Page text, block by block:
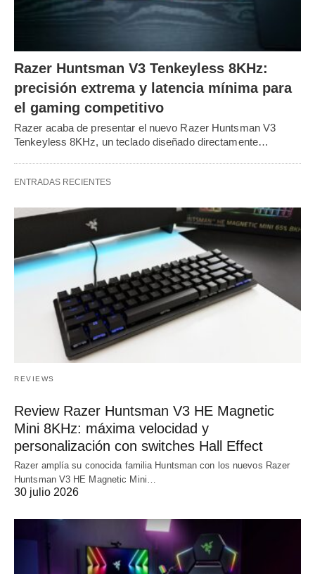
Razer Huntsman V3 Tenkeyless 8KHz:
precisión extrema y latencia mínima para
el gaming competitivo
Razer acaba de presentar el nuevo Razer Huntsman V3
Tenkeyless 8KHz, un teclado diseñado directamente…
ENTRADAS RECIENTES
REVIEWS
Review Razer Huntsman V3 HE Magnetic
Mini 8KHz: máxima velocidad y
personalización con switches Hall Effect
Razer amplía su conocida familia Huntsman con los nuevos Razer
Huntsman V3 HE Magnetic Mini…
30 julio 2026